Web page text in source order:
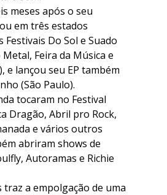
meses após o seu
em três estados
Do Sol e Suado
Feira da Música e
e lançou seu EP também
(São Paulo).
tocaram no Festival
Dragão, Abril pro Rock,
e vários outros
abriram shows de
Autoramas e Richie
traz a empolgação de uma